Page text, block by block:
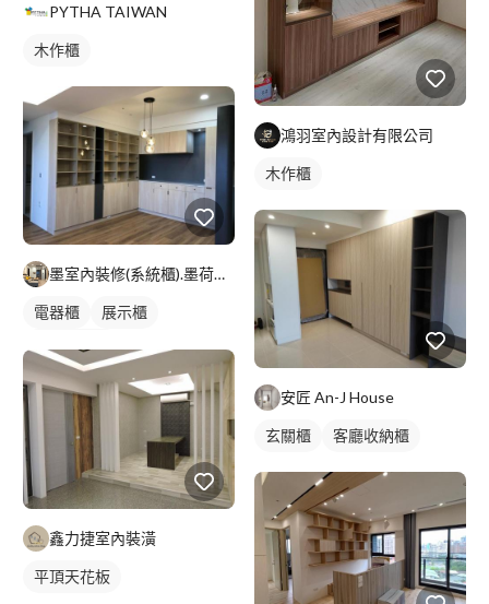
PYTHA TAIWAN
木作櫃
墨室內裝修(系統櫃).墨荷空間設計有限公司
電器櫃
展示櫃
鑫力捷室內裝潢
平頂天花板
鴻羽室內設計有限公司
木作櫃
安匠 An-J House
玄關櫃 客廳收納櫃